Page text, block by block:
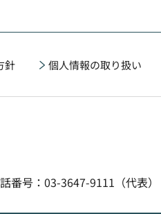
針 個人情報の取り扱い
番号：03-3647-9111（代表）